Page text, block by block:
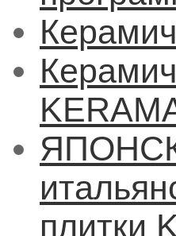
плитки